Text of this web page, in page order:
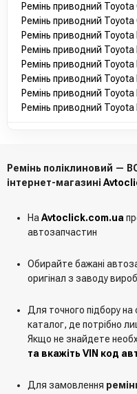
Ремінь приводний Toyota
Ремінь приводний Toyota
Ремінь приводний Toyota
Ремінь приводний Toyota
Ремінь приводний
Ремінь приводний
Ремінь приводний Toyota
Ремінь приводний Toyota
Ремінь поліклиновий —
інтернет-магазині
НаAvtoclick.com.ua
автозапчастин
Обирайте бажані
оригінал з заводу
Для точного підбору
каталог, де потрібно
Якщо не знайдете
та вкажіть VIN код
Для замовлення